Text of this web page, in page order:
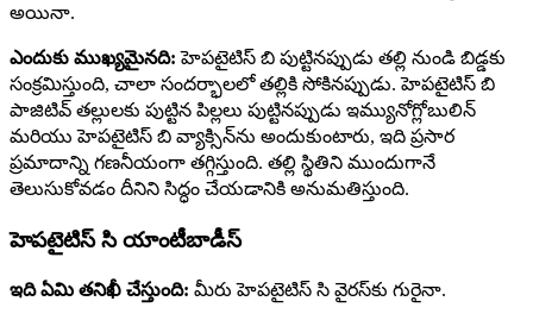
అయినా.
ఎందుకు ముఖ్యమైనది: హెపటైటిస్ బి పుట్టినప్పుడు తల్లి నుండి బిడ్డకు
సంక్రమిస్తుంది, చాలా సందర్భాలలో తల్లికి సోకినప్పుడు. హెపటైటిస్ బి
పాజిటివ్ తల్లులకు పుట్టిన పిల్లలు పుట్టినప్పుడు ఇమ్యునోగ్లోబులిన్
మరియు హెపటైటిస్ బి వ్యాక్సిన్‌ను అందుకుంటారు, ఇది ప్రసార
ప్రమాదాన్ని గణనీయంగా తగ్గిస్తుంది. తల్లి స్థితిని ముందుగానే
తెలుసుకోవడం దీనిని సిద్ధం చేయడానికి అనుమతిస్తుంది.
హెపటైటిస్ సి యాంటీబాడీస్
ఇది ఏమి తనిఖీ చేస్తుంది: మీరు హెపటైటిస్ సి వైరస్‌కు గురైనా.